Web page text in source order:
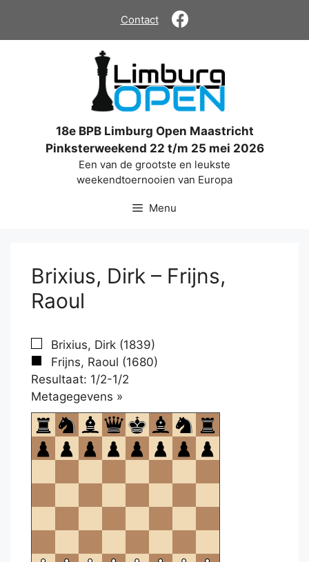
de
Contact
18e BPB Limburg Open Maastricht
Pinksterweekend 22 t/m 25 mei 2026
Een van de grootste en leukste
weekendtoernooien van Europa
Menu
Brixius, Dirk – Frijns,
Raoul
Brixius, Dirk (1839)
Frijns, Raoul (1680)
Resultaat: 1/2-1/2
Metagegevens »
om
te
openen.